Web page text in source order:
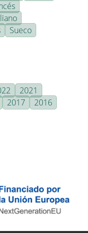
Sueco
2021
2017
2016